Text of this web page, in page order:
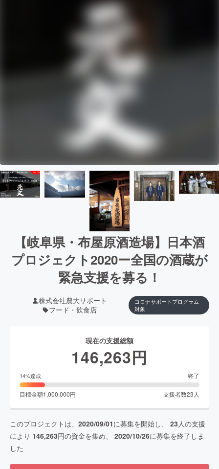
【岐阜県・布屋原酒造場】日本酒
プロジェクト2020ー全国の酒蔵が
緊急支援を募る！
株式会社農大サポート
フード・飲食店
コロナサポートプログラム
対象
現在の支援総額
146,263円
14%達成 終了
目標金額1,000,000円 支援者数23 人
このプロジェクトは、 2020/09/01に募集を開始し、 23人の支援
により 146,263円の資金を集め、 2020/10/26に募集を終了しま
した